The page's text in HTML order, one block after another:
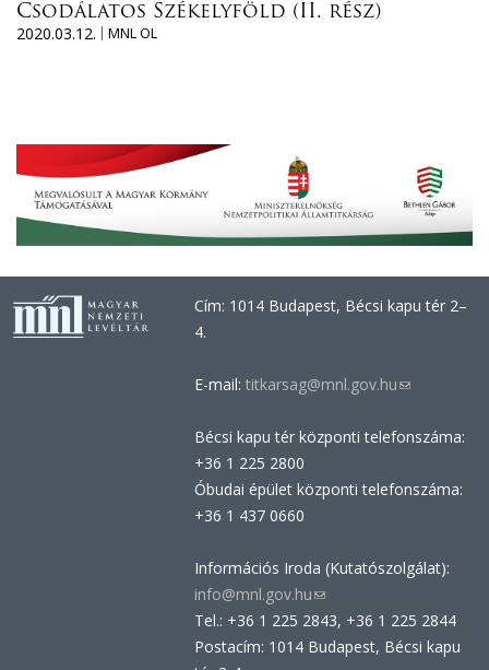
Csodálatos Székelyföld (II. rész)
2020.03.12.
MNL OL
Cím: 1014 Budapest, Bécsi kapu tér 2–
4.
E-mail: titkarsag@mnl.gov.hu(link
e-
Bécsi kapu tér központi telefonszáma:
+36 1 225 2800
Óbudai épület központi telefonszáma:
+36 1 437 0660
Információs Iroda (Kutatószolgálat):
info@mnl.gov.hu(link
sends
e-
Tel.: +36 1 225 2843, +36 1 225 2844
Postacím: 1014 Budapest, Bécsi kapu